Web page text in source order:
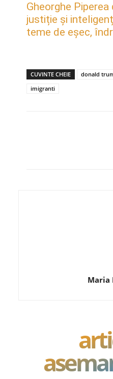
Gheorghe
justiție și
teme de eșec,
CUVINTE CHEIE donald
imigranti
Maria